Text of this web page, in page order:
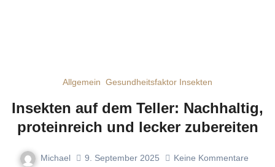
Allgemein Gesundheitsfaktor Insekten
Insekten auf dem Teller: Nachhaltig,
proteinreich und lecker zubereiten
Michael 9. September 2025 Keine Kommentare